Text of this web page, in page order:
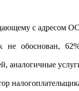
с адресом
обоснован,